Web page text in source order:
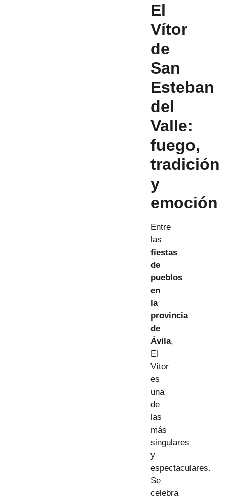
El
Vítor
de
San
Esteban
del
Valle:
fuego,
tradición
y
emoción
Entre
las
fiestas
de
pueblos
en
la
provincia
de
Ávila,
El
Vítor
es
una
de
las
más
singulares
y
espectaculares.
Se
celebra